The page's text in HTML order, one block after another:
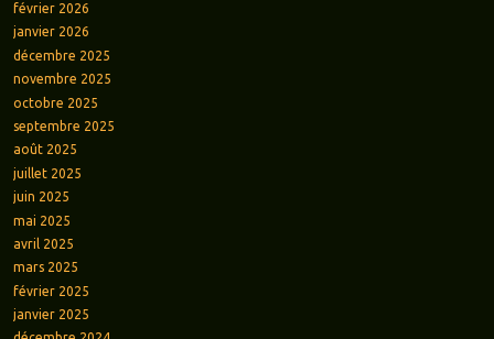
février 2026
janvier 2026
décembre 2025
novembre 2025
octobre 2025
septembre 2025
août 2025
juillet 2025
juin 2025
mai 2025
avril 2025
mars 2025
février 2025
janvier 2025